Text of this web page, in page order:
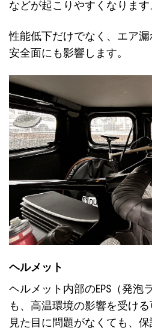
などが起こりやすくなります
性能低下だけでなく、エア
安全面にも影響します。
ヘルメット
ヘルメット内部のEPS（発泡
も、高温環境の影響を受ける
見た目に問題がなくても、